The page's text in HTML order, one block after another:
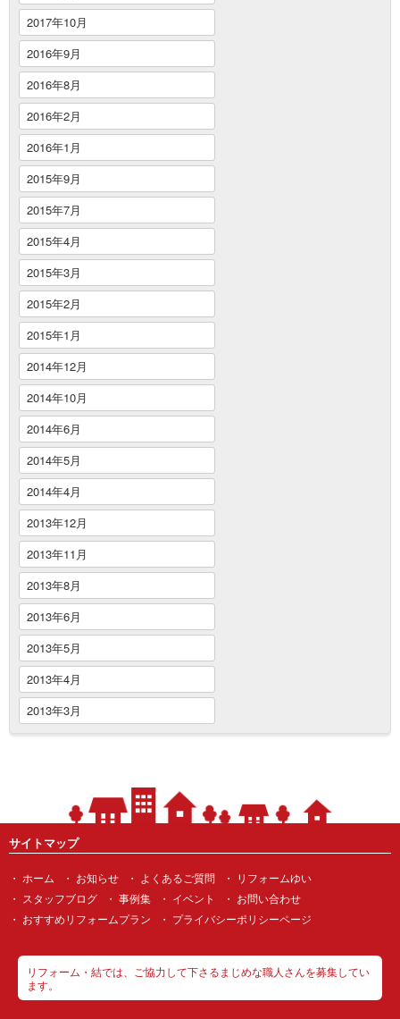
2017年10月
2016年9月
2016年8月
2016年2月
2016年1月
2015年9月
2015年7月
2015年4月
2015年3月
2015年2月
2015年1月
2014年12月
2014年10月
2014年6月
2014年5月
2014年4月
2013年12月
2013年11月
2013年8月
2013年6月
2013年5月
2013年4月
2013年3月
サイトマップ
ホーム お知らせ よくあるご質問
リフォームゆい
スタッフブログ
事例集 イベント
お問い合わせ
おすすめリフォームプラン
プライバシーポリシーページ
リフォーム・結では、ご協力して下さるまじめな職人さんを募集してい
ます。